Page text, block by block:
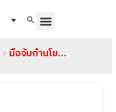
> มือจับก้านโยกสแตนเลสตัน รุ่น QDS081